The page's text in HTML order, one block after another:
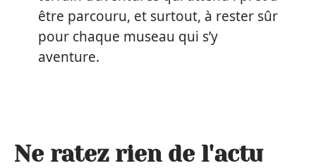
être parcouru, et surtout, à rester sûr
pour chaque museau qui s’y
aventure.
Ne ratez rien de l'actu